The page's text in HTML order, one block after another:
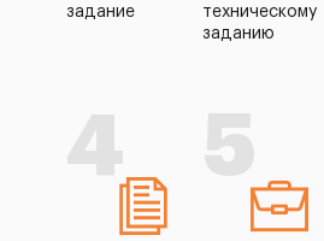
задание
техническому
заданию
4 5